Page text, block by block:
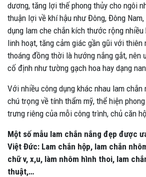
dương, tăng lợi thế phong thủy cho ngôi
thuận lợi về khí hậu như Đông, Đông
dụng lam che chắn kích thước rộng nhiều
linh hoạt, tăng cảm giác gần gũi với thiên
thoáng đồng thời là hướng nắng gắt, nên
cố định như tường gạch hoa hay dạng
Với nhiều công dụng khác nhau lam chắn
chú trọng về tính thẩm mỹ, thể hiện
trưng riêng của mỗi công trình, chủ căn
Một số mẫu lam chắn nắng đẹp được
Việt Đức: Lam chắn hộp, lam chắn
chữ v, x,u, làm nhôm hình thoi, lam
thuật,…